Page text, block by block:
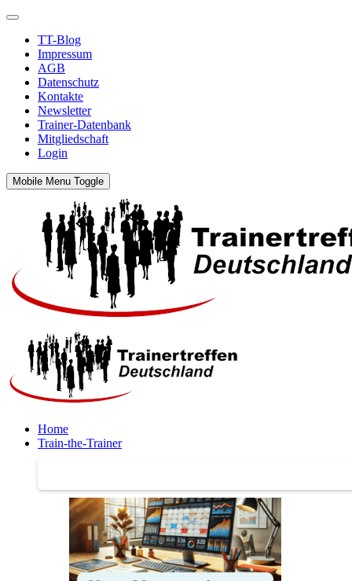
TT-Blog
Impressum
AGB
Datenschutz
Kontakte
Newsletter
Trainer-Datenbank
Mitgliedschaft
Login
Mobile Menu Toggle
Home
Train-the-Trainer